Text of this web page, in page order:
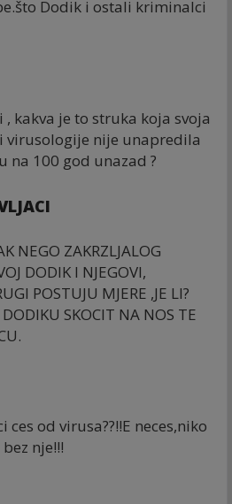
Dodik i ostali kriminalci
kakva je to struka koja svoja
virusologije nije unapredila
na 100 god unazad ?
NEGO ZAKRZLJALOG
DODIK I NJEGOVI,
POSTUJU MJERE ,JE LI?
SKOCIT NA NOS TE
ces od virusa??!!E neces,niko
nje!!!